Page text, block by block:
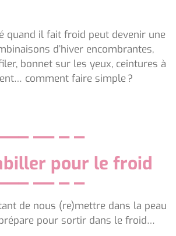
quand il fait froid peut devenir une
d’hiver encombrantes,
bonnet sur les yeux, ceintures à
comment faire simple ?
pour le froid
de nous (re)mettre dans la peau
prépare pour sortir dans le froid…